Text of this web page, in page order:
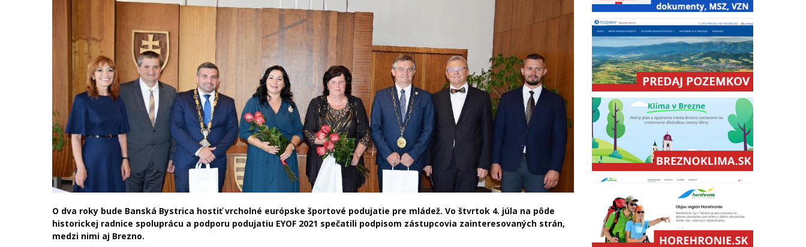
O dva roky bude Banská Bystrica hostiť vrcholné európske športové podujatie pre mládež. Vo štvrtok 4. júla na pôde
historickej radnice spoluprácu a podporu podujatiu EYOF 2021 spečatili podpisom zástupcovia zainteresovaných strán,
medzi nimi aj Brezno.